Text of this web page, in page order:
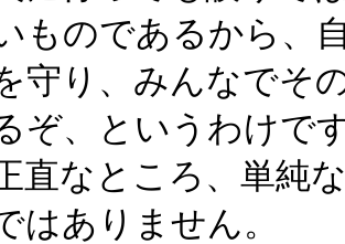
ものであるから、
守り、みんなでそ
ぞ、というわけで
直なところ、単純
はありません。